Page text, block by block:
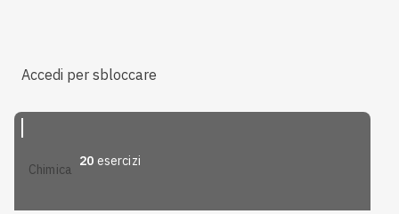
Accedi per sbloccare
chimica
20 esercizi